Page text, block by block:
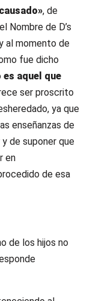
, de
Nombre de D’s
al momento de
fue dicho
aquel que
ser proscrito
ya que
enseñanzas de
de suponer que
en
de esa
de los hijos no